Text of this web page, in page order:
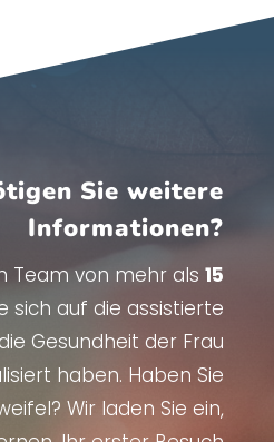
Sie weitere
Informationen?
Team von mehr als15
sich auf die assistierte
Gesundheit der Frau
haben. Haben Sie
Wir laden Sie ein,